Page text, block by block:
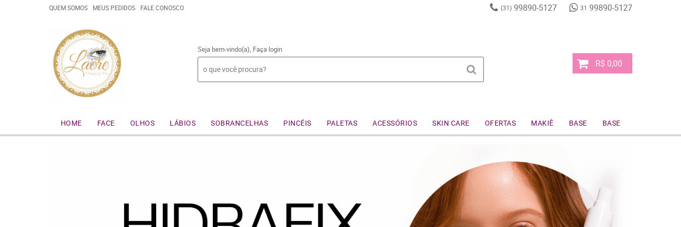
QUEM SOMOS MEUS PEDIDOS FALE CONOSCO (31)99890-5127 31 99890-5127
Seja bem-vindo(a), Faça login
R$ 0,00
HOME FACE OLHOS LÁBIOS SOBRANCELHAS PINCÉIS PALETAS ACESSÓRIOS SKIN CARE OFERTAS MAKIÊ BASE BASE